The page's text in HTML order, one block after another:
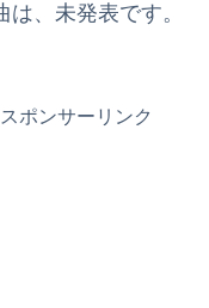
、未発表です。
スポンサーリンク